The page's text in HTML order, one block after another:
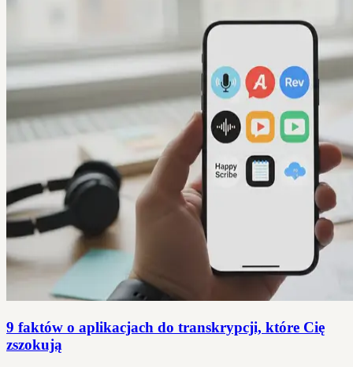
9 faktów o aplikacjach do transkrypcji, które Cię
zszokują